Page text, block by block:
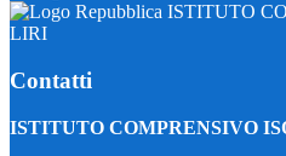
ISTITUTO
LIRI
Contatti
ISTITUTO COMPRENSIVO